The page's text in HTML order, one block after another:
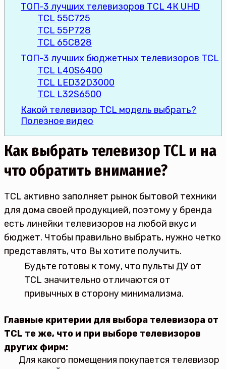
ТОП-3 лучших телевизоров TCL 4К UHD
TCL 55C725
TCL 55P728
TCL 65C828
ТОП-3 лучших бюджетных телевизоров TCL
TCL L40S6400
TCL LED32D3000
TCL L32S6500
Какой телевизор TCL модель выбрать?
Полезное видео
Как выбрать телевизор TCL и на
что обратить внимание?
TCL активно заполняет рынок бытовой техники
для дома своей продукцией, поэтому у бренда
есть линейки телевизоров на любой вкус и
бюджет. Чтобы правильно выбрать, нужно четко
представлять, что Вы хотите получить.
Будьте готовы к тому, что пульты ДУ от
TCL значительно отличаются от
привычных в сторону минимализма.
Главные критерии для выбора телевизора от
TCL те же, что и при выборе телевизоров
других фирм:
Для какого помещения покупается телевизор